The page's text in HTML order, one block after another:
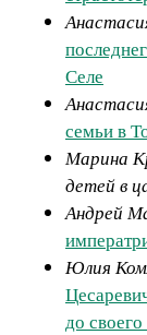
Селе
семьи в
Марина
детей в
Андрей
Юлия
до